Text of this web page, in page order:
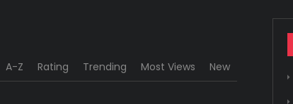
A-Z Rating Trending Most Views New